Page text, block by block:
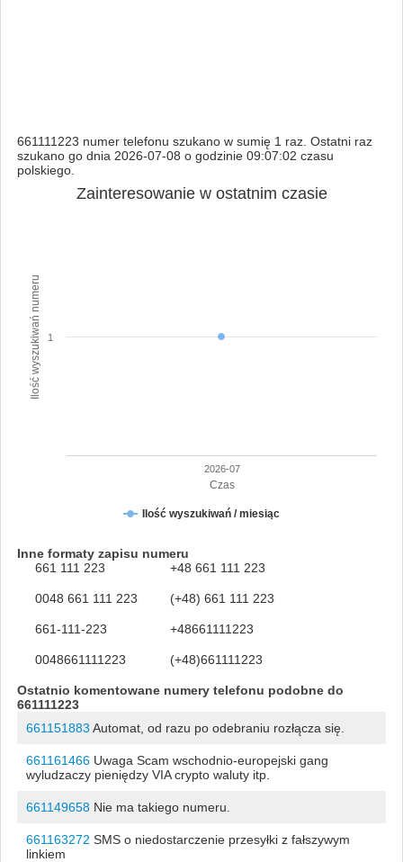
661111223 numer telefonu szukano w sumię 1 raz. Ostatni raz
szukano go dnia 2026-07-08 o godzinie 09:07:02 czasu
polskiego.
Czas
Ilość wyszukiwań numeru
Zainteresowanie w ostatnim czasie
Ilość wyszukiwań / miesiąc
2026-07
1
Inne formaty zapisu numeru
661 111 223
+48 661 111 223
0048 661 111 223 (+48) 661 111 223
661-111-223 +48661111223
0048661111223 (+48)661111223
Ostatnio komentowane numery telefonu podobne do
661111223
661151883 Automat, od razu po odebraniu rozłącza się.
661161466Uwaga Scam wschodnio-europejski gang
wyludzaczy pieniędzy VIA crypto waluty itp.
661149658Nie ma takiego numeru.
661163272 SMS o niedostarczenie przesyłki z fałszywym
linkiem